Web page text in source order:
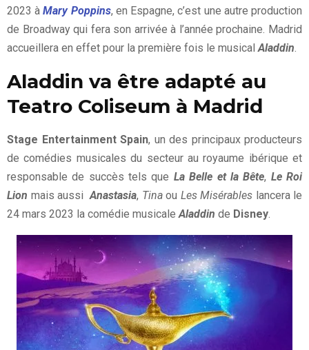
2023 àMary Poppins, en Espagne, c’est une autre production
de Broadway qui fera son arrivée à l’année prochaine. Madrid
accueillera en effet pour la première fois le musicalAladdin.
Aladdin va être adapté au
Teatro Coliseum à Madrid
Stage Entertainment Spain, un des principaux producteurs
de comédies musicales du secteur au royaume ibérique et
responsable de succès tels que La Belle et la Bête, Le Roi
Lion mais aussiAnastasia, Tinaou Les Misérables lancera le
24 mars 2023 la comédie musicaleAladdin de Disney.